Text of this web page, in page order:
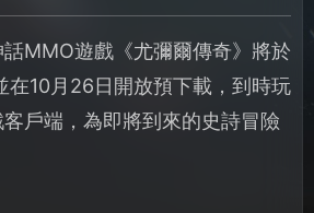
MMO遊戲《尤彌爾傳奇》將於
在10月26日開放預下載，到時玩
戶端，為即將到來的史詩冒險